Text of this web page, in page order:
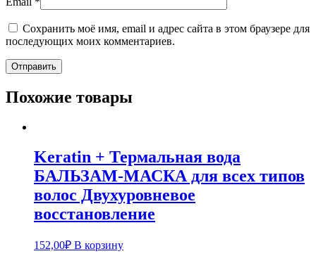
Сохранить моё имя, email и адрес сайта в этом браузере для
последующих моих комментариев.
Похожие товары
Keratin + Термальная вода
БАЛЬЗАМ-МАСКА для всех типов
волос Двухуровневое
восстановление
152,00₽ В корзину